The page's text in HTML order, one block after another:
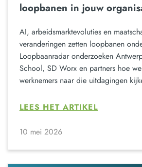
loopbanen in jouw
AI, arbeidsmarktevoluties en
veranderingen zetten loopbanen
Loopbaanradar onderzoeken
School, SD Worx en partners hoe
werknemers naar die uitdagingen
LEES HET ARTIKEL
10 mei 2026